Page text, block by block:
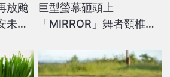
放颱
未鬆
巨型螢幕砸頭上
「MIRROR」舞者頸椎爆
癱瘓」可能性